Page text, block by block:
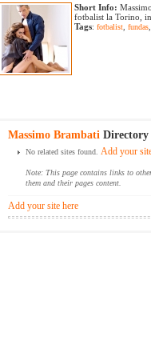
Short Info:
fotbalist la Torino,
Tags: fotbalist fundas
Massimo Brambati Directory
No related sites found. Add your
Note: This page contains links to
them and their pages content.
Add your site here